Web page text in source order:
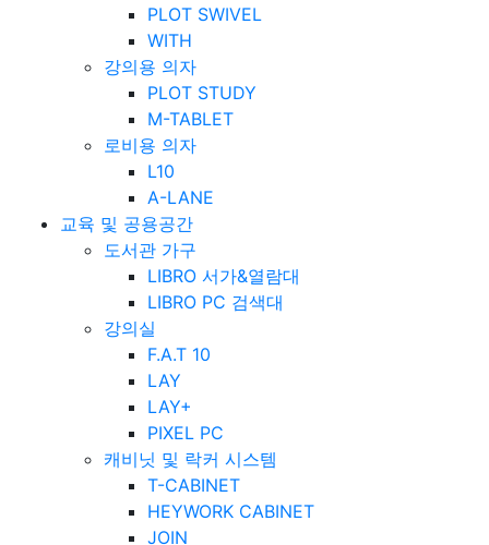
PLOT SWIVEL
WITH
강의용 의자
PLOT STUDY
M-TABLET
로비용 의자
L10
A-LANE
교육 및 공용공간
도서관 가구
LIBRO 서가&열람대
LIBRO PC 검색대
강의실
F.A.T 10
LAY
LAY+
PIXEL PC
캐비닛 및 락커 시스템
T-CABINET
HEYWORK CABINET
JOIN